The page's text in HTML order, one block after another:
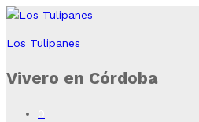
Los Tulipanes
Vivero en Córdoba